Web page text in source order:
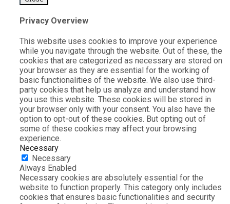
Privacy Overview
This website uses cookies to improve your experience
while you navigate through the website. Out of these, the
cookies that are categorized as necessary are stored on
your browser as they are essential for the working of
basic functionalities of the website. We also use third-
party cookies that help us analyze and understand how
you use this website. These cookies will be stored in
your browser only with your consent. You also have the
option to opt-out of these cookies. But opting out of
some of these cookies may affect your browsing
experience.
Necessary
Necessary
Always Enabled
Necessary cookies are absolutely essential for the
website to function properly. This category only includes
cookies that ensures basic functionalities and security